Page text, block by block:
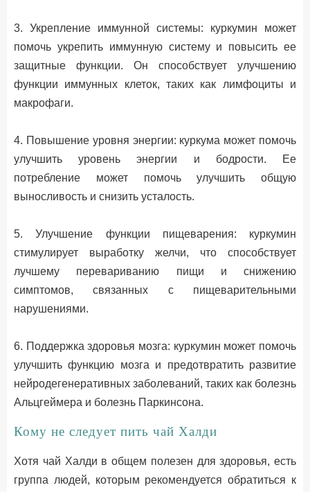
3. Укрепление иммунной системы: куркумин может
помочь укрепить иммунную систему и повысить ее
защитные функции. Он способствует улучшению
функции иммунных клеток, таких как лимфоциты и
макрофаги.
4. Повышение уровня энергии: куркума может помочь
улучшить уровень энергии и бодрости. Ее
потребление может помочь улучшить общую
выносливость и снизить усталость.
5. Улучшение функции пищеварения: куркумин
стимулирует выработку желчи, что способствует
лучшему перевариванию пищи и снижению
симптомов, связанных с пищеварительными
нарушениями.
6. Поддержка здоровья мозга: куркумин может помочь
улучшить функцию мозга и предотвратить развитие
нейродегенеративных заболеваний, таких как болезнь
Альцгеймера и болезнь Паркинсона.
Кому не следует пить чай Халди
Хотя чай Халди в общем полезен для здоровья, есть
группа людей, которым рекомендуется обратиться к